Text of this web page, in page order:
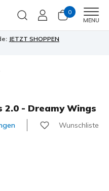
0
MENU
JETZT SHOPPEN
- Dreamy Wings
Wunschliste